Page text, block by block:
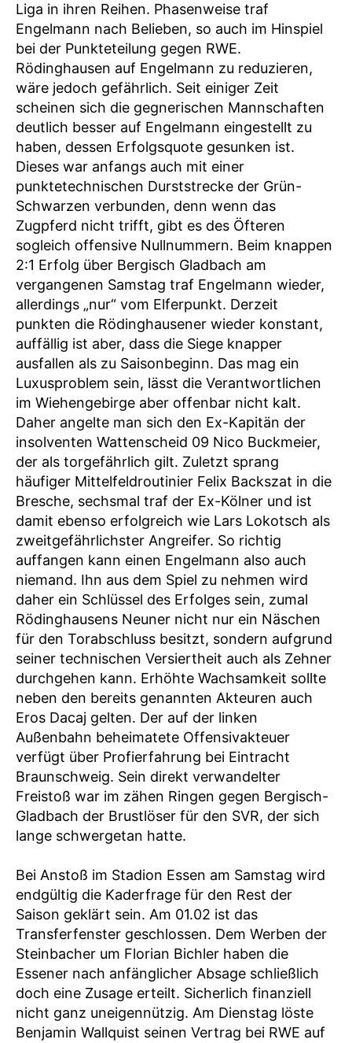
Liga in ihren Reihen. Phasenweise traf
Engelmann nach Belieben, so auch im Hinspiel
bei der Punkteteilung gegen RWE.
Rödinghausen auf Engelmann zu reduzieren,
wäre jedoch gefährlich. Seit einiger Zeit
scheinen sich die gegnerischen Mannschaften
deutlich besser auf Engelmann eingestellt zu
haben, dessen Erfolgsquote gesunken ist.
Dieses war anfangs auch mit einer
punktetechnischen Durststrecke der Grün-
Schwarzen verbunden, denn wenn das
Zugpferd nicht trifft, gibt es des Öfteren
sogleich offensive Nullnummern. Beim knappen
2:1 Erfolg über Bergisch Gladbach am
vergangenen Samstag traf Engelmann wieder,
allerdings „nur“ vom Elferpunkt. Derzeit
punkten die Rödinghausener wieder konstant,
auffällig ist aber, dass die Siege knapper
ausfallen als zu Saisonbeginn. Das mag ein
Luxusproblem sein, lässt die Verantwortlichen
im Wiehengebirge aber offenbar nicht kalt.
Daher angelte man sich den Ex-Kapitän der
insolventen Wattenscheid 09 Nico Buckmeier,
der als torgefährlich gilt. Zuletzt sprang
häufiger Mittelfeldroutinier Felix Backszat in die
Bresche, sechsmal traf der Ex-Kölner und ist
damit ebenso erfolgreich wie Lars Lokotsch als
zweitgefährlichster Angreifer. So richtig
auffangen kann einen Engelmann also auch
niemand. Ihn aus dem Spiel zu nehmen wird
daher ein Schlüssel des Erfolges sein, zumal
Rödinghausens Neuner nicht nur ein Näschen
für den Torabschluss besitzt, sondern aufgrund
seiner technischen Versiertheit auch als Zehner
durchgehen kann. Erhöhte Wachsamkeit sollte
neben den bereits genannten Akteuren auch
Eros Dacaj gelten. Der auf der linken
Außenbahn beheimatete Offensivakteuer
verfügt über Profierfahrung bei Eintracht
Braunschweig. Sein direkt verwandelter
Freistoß war im zähen Ringen gegen Bergisch-
Gladbach der Brustlöser für den SVR, der sich
lange schwergetan hatte.
Bei Anstoß im Stadion Essen am Samstag wird
endgültig die Kaderfrage für den Rest der
Saison geklärt sein. Am 01.02 ist das
Transferfenster geschlossen. Dem Werben der
Steinbacher um Florian Bichler haben die
Essener nach anfänglicher Absage schließlich
doch eine Zusage erteilt. Sicherlich finanziell
nicht ganz uneigennützig. Am Dienstag löste
Benjamin Wallquist seinen Vertrag bei RWE auf